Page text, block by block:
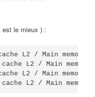
est le mieux ) :
L2 / Main memory
L2 / Main
L2 / Main memory
L2 / Main